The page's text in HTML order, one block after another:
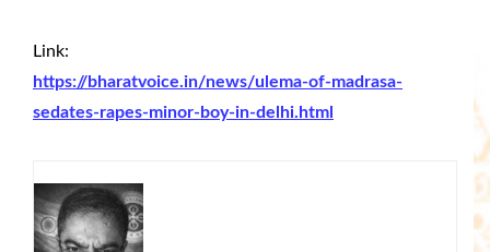
Link:
https://bharatvoice.in/news/ulema-of-madrasa-
sedates-rapes-minor-boy-in-delhi.html